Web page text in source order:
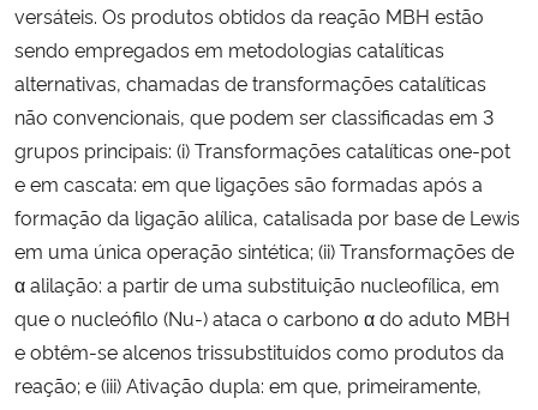
versáteis. Os produtos obtidos da reação MBH estão
sendo empregados em metodologias catalíticas
alternativas, chamadas de transformações catalíticas
não convencionais, que podem ser classificadas em 3
grupos principais: (i) Transformações catalíticas one-pot
e em cascata: em que ligações são formadas após a
formação da ligação alílica, catalisada por base de Lewis
em uma única operação sintética; (ii) Transformações de
α alilação: a partir de uma substituição nucleofílica, em
que o nucleófilo (Nu-) ataca o carbono α do aduto MBH
e obtêm-se alcenos trissubstituídos como produtos da
reação; e (iii) Ativação dupla: em que, primeiramente,